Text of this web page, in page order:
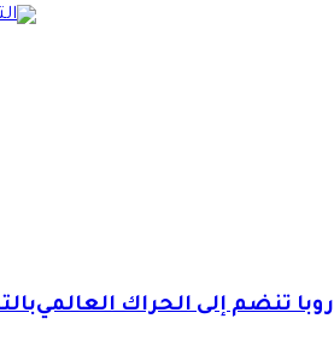
تنضم إلى الحراك العالمي